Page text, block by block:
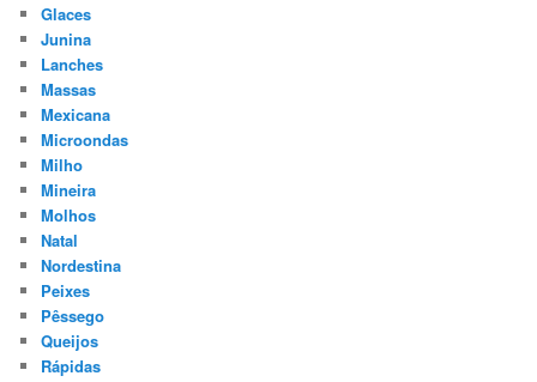
Glaces
Junina
Lanches
Massas
Mexicana
Microondas
Milho
Mineira
Molhos
Natal
Nordestina
Peixes
Pêssego
Queijos
Rápidas